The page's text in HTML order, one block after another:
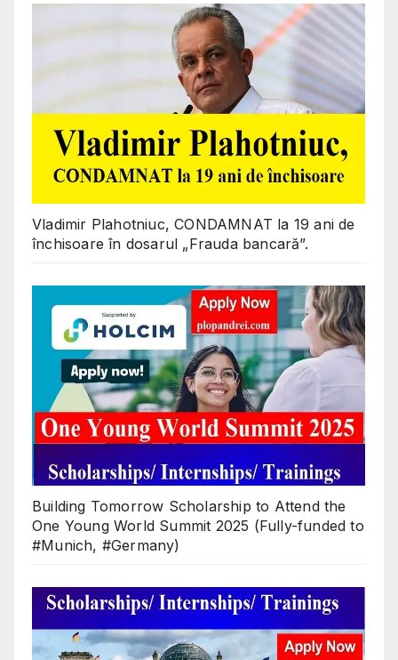
Vladimir Plahotniuc, CONDAMNAT la 19 ani de
închisoare în dosarul „Frauda bancară”.
Building Tomorrow Scholarship to Attend the
One Young World Summit 2025 (Fully-funded to
#Munich, #Germany)